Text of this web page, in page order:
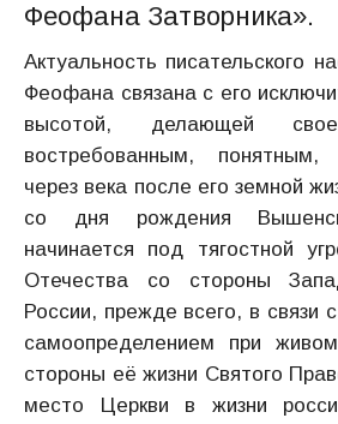
Феофана Затворника».
Актуальность писательского
Феофана связана с его
высотой, делающей
востребованным,
через века после его земной
со дня рождения
начинается под тягостной
Отечества со стороны
России, прежде всего, в связи
самоопределением при
стороны её жизни Святого
место Церкви в жизни